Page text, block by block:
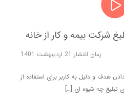
زمان انتشار 21 اردیبهشت 1401
هدف و دلیل به کاربر برای استفاده از
چه شیوه ای […]